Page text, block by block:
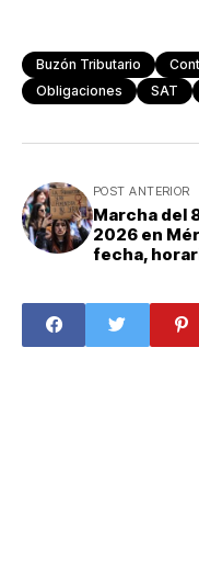
Buzón Tributario
Obligaciones
SAT
POST ANTERIOR
Marcha del
2026 en
fecha,
las